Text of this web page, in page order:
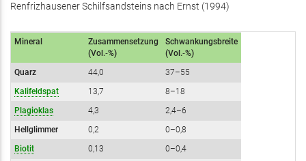
Renfrizhausener Schilfsandsteins nach Ernst (1994)
Mineral
Zusammensetzung
(Vol.‑%)
Schwankungsbreite
(Vol.‑%)
Quarz
44,0
37–55
Kalifeldspat
13,7
8–18
Plagioklas
4,3
2,4–6
Hellglimmer
0,2
0–0,8
Biotit
0,13 0–0,4